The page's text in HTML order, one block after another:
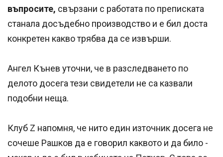
въпросите, свързани с работата по преписката
станала досъдебно производство и е бил доста
конкретен какво трябва да се извърши.
Ангел Кънев уточни, че в разследването по
делото досега тези свидетели не са казвали
подобни неща.
Клуб Z напомня, че нито един източник досега не
сочеше Рашков да е говорил каквото и да било -